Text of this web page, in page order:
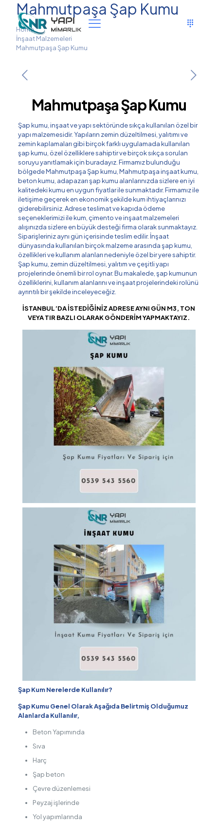
Mahmutpaşa Şap Kumu
Home
İnşaat Malzemeleri
Mahmutpaşa Şap Kumu
Mahmutpaşa Şap Kumu
Şap kumu, inşaat ve yapı sektöründe sıkça kullanılan özel bir
yapı malzemesidir. Yapıların zemin düzeltilmesi, yalıtımı ve
zemin kaplamaları gibi birçok farklı uygulamada kullanılan
şap kumu, özel özelliklere sahiptir ve birçok sıkça sorulan
soruyu yanıtlamak için buradayız. Firmamız bulunduğu
bölgede Mahmutpaşa Şap kumu, Mahmutpaşa inşaat kumu,
beton kumu, adapazarı şap kumu alanlarınızda sizlere en iyi
kalitedeki kumu en uygun fiyatlar ile sunmaktadır. Firmamız ile
iletişime geçerek en ekonomik şekilde kum ihtiyaçlarınızı
giderebilirsiniz. Adrese teslimat ve kapıda ödeme
seçeneklerimizi ile kum, çimento ve inşaat malzemeleri
alışınızda sizlere en büyük desteği firma olarak sunmaktayız.
Siparişleriniz aynı gün içerisinde teslim edilir. İnşaat
dünyasında kullanılan birçok malzeme arasında şap kumu,
özellikleri ve kullanım alanları nedeniyle özel bir yere sahiptir.
Şap kumu, zemin düzeltilmesi, yalıtım ve çeşitli yapı
projelerinde önemli bir rol oynar. Bu makalede, şap kumunun
özelliklerini, kullanım alanlarını ve inşaat projelerindeki rolünü
ayrıntılı bir şekilde inceleyeceğiz.
İSTANBUL’DA İSTEDİĞİNİZ ADRESE AYNI GÜN M3, TON
VEYA TIR BAZLI OLARAK GÖNDERİM YAPMAKTAYIZ.
Şap Kum Nerelerde Kullanılır?
Şap Kumu Genel Olarak Aşağıda Belirtmiş Olduğumuz
Alanlarda Kullanılır,
Beton Yapımında
Sıva
Harç
Şap beton
Çevre düzenlemesi
Peyzaj işlerinde
Yol yapımlarında